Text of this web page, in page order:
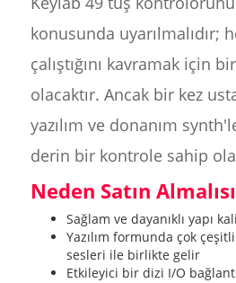
konusunda uyarılmalıdır;
çalıştığını kavramak için
olacaktır. Ancak bir kez
yazılım ve donanım
derin bir kontrole sahip
Neden Satın
Sağlam ve dayanıklı yapı
Yazılım formunda çok
sesleri ile birlikte gelir
Etkileyici bir dizi I/O